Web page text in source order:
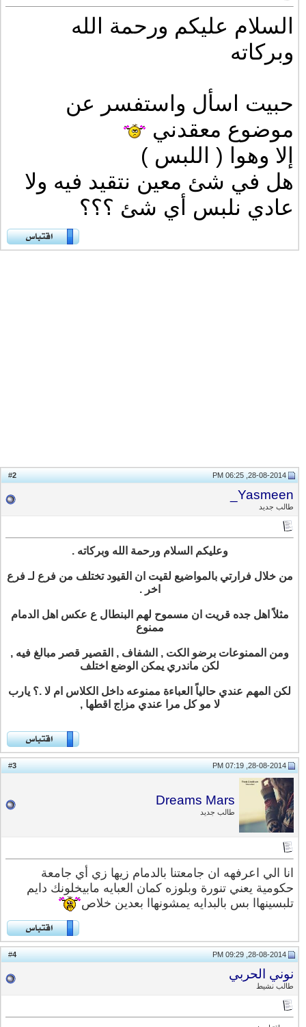
السلام عليكم ورحمة الله
وبركاته
حبيت اسأل واستفسر عن
موضوع معقدني
إلا وهوا ( اللبس )
هل في شئ معين نتقيد فيه ولا
عادي نلبس أي شئ ؟؟؟
28-08-2014, 06:25 PM
Yasmeen_
طالب جديد
وعليكم السلام ورحمة الله وبركاته .
من خلال فرارتي بالمواضيع لقيت ان القيود تختلف من فرع لـ فرع
اخر .
مثلاً اهل جده قريت ان مسموح لهم البنطال ع عكس اهل الدمام
ممنوع
ومن الممنوعات برضو الكت , الشفاف , القصير قصر مبالغ فيه ,
لكن ماندري يمكن الوضع اختلف
لكن المهم عندي حالياً العباءة ممنوعه داخل الكلاس ام لا .؟ يارب
لا مو كل مرا عندي مزاج اقطها ,
28-08-2014, 07:19 PM
Dreams Mars
طالب جديد
انا الي اعرفهه ان جامعتنا بالدمام زيها زي أي جامعة
حكومية يعني تنورة وبلوزه كمان العبايه مابيخلونك دايم
تلبسينهاا بس بالبدايه يمشونهاا بعدين خلاص
28-08-2014, 09:29 PM
نوني الحربي
طالب نشيط